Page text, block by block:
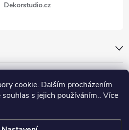
cookie. Dalším procházením
s jejich používáním.. Více
Dekorstudio.cz